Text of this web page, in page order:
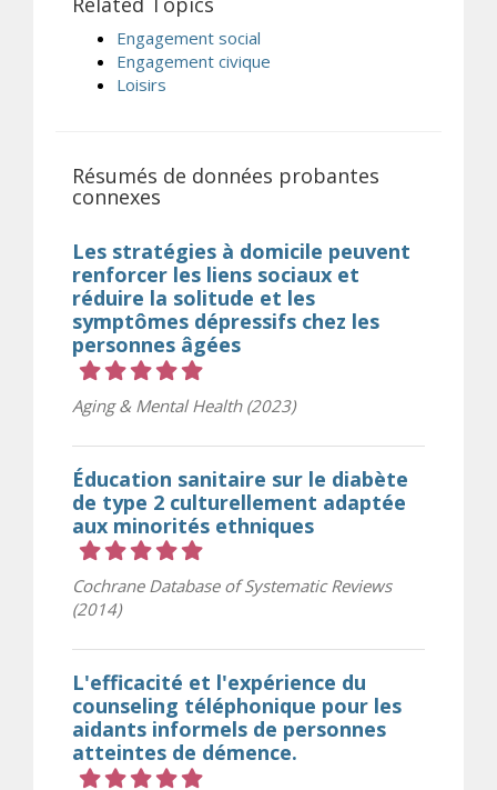
Engagement social
Engagement civique
Loisirs
Résumés de données probantes
connexes
Les stratégies à domicile peuvent
renforcer les liens sociaux et
réduire la solitude et les
symptômes dépressifs chez les
personnes âgées
Aging & Mental Health (2023)
Éducation sanitaire sur le diabète
de type 2 culturellement adaptée
aux minorités ethniques
Cochrane Database of Systematic Reviews
(2014)
L'efficacité et l'expérience du
counseling téléphonique pour les
aidants informels de personnes
atteintes de démence.